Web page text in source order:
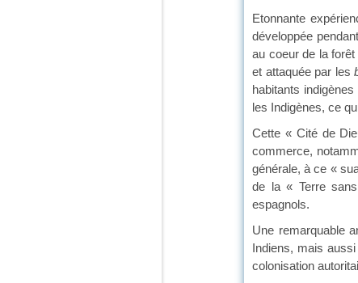
Etonnante
développée
au coeur de la
et attaquée par les
habitants
les Indigènes, ce
Cette « Cité de
commerce,
générale, à ce «
de la « Terre
espagnols.
Une remarquable
Indiens, mais
colonisation